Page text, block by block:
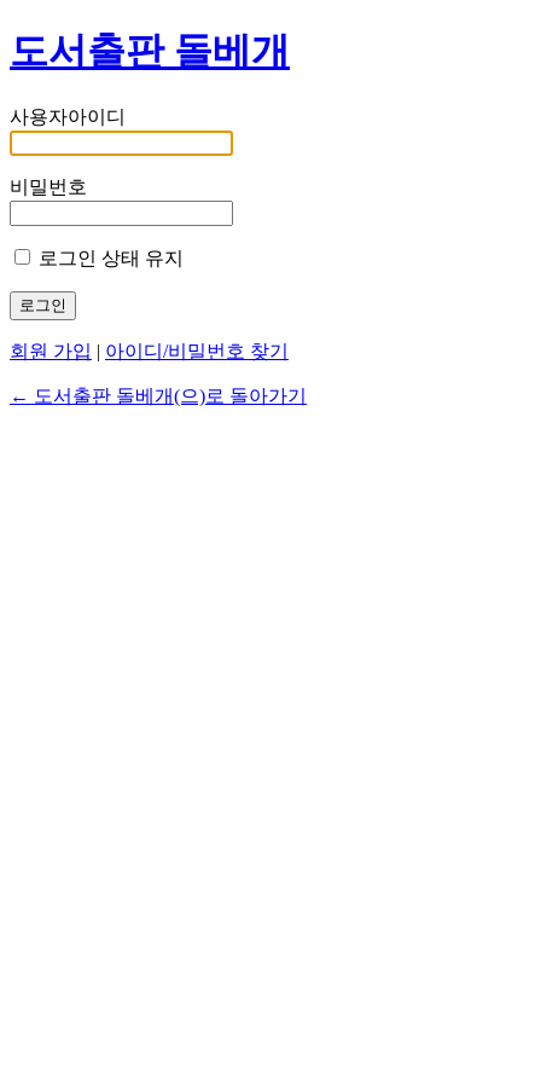
도서출판 돌베개
사용자아이디
비밀번호
로그인 상태 유지
회원 가입 | 아이디/비밀번호 찾기
← 도서출판 돌베개(으)로 돌아가기